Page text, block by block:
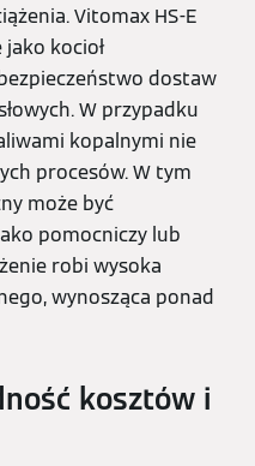
Vitomax HS-E
kocioł
dostaw
W przypadku
kopalnymi nie
procesów. W tym
może być
pomocniczy lub
robi wysoka
wynosząca ponad
kosztów i